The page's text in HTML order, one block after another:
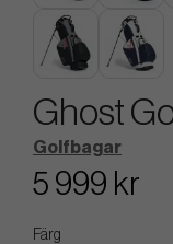
Ghost
Golfbagar
5 999 kr
Färg